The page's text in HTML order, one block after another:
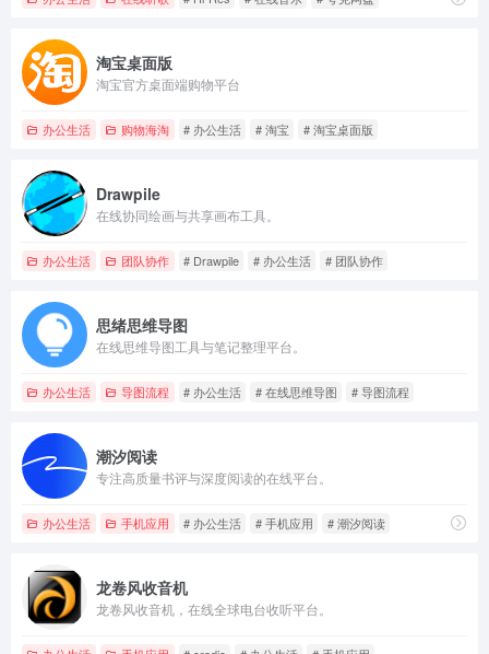
淘宝桌面版
淘宝官方桌面端购物平台
办公生活 购物海淘 # 办公生活 # 淘宝 # 淘宝桌面版
Drawpile
在线协同绘画与共享画布工具。
办公生活 团队协作 # Drawpile # 办公生活 # 团队协作
思绪思维导图
在线思维导图工具与笔记整理平台。
办公生活 导图流程 # 办公生活 # 在线思维导图 # 导图流程
潮汐阅读
专注高质量书评与深度阅读的在线平台。
办公生活 手机应用 # 办公生活 # 手机应用 # 潮汐阅读
龙卷风收音机
龙卷风收音机，在线全球电台收听平台。